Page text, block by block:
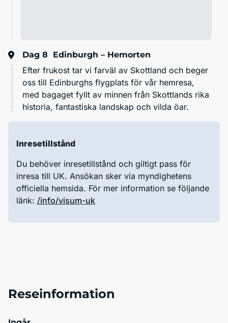
Dag 8 Edinburgh – Hemorten
Efter frukost tar vi farväl av Skottland och beger
oss till Edinburghs flygplats för vår hemresa,
med bagaget fyllt av minnen från Skottlands rika
historia, fantastiska landskap och vilda öar.
Inresetillstånd
Du behöver inresetillstånd och giltigt pass för
inresa till UK. Ansökan sker via myndighetens
officiella hemsida. För mer information se följande
länk: /info/visum-uk
Reseinformation